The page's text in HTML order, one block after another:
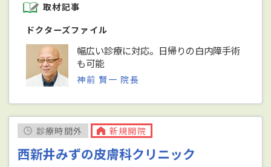
取材記事
ドクターズファイル
幅広い診療に対応。日帰りの白内障手術
も可能
神前 賢一 院長
診療時間外 新規開院
西新井みずの皮膚科クリニック